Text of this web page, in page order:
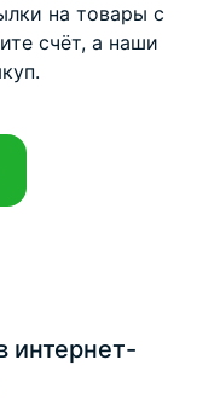
на товары с
счёт, а наши
интернет-